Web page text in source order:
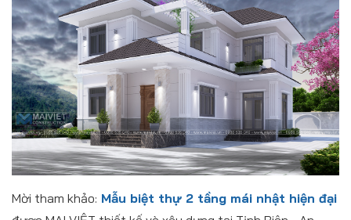
Mời tham khảo: Mẫu biệt thự 2 tầng mái nhật hiện đại